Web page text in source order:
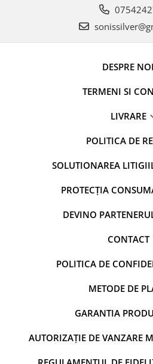
DESPRE NOI
TERMENI SI
LIVRARE
POLITICA DE
SOLUTIONAREA
PROTECȚIA
DEVINO
CONTACT
POLITICA DE
METODE DE
GARANTIA
AUTORIZAȚIE DE VANZARE